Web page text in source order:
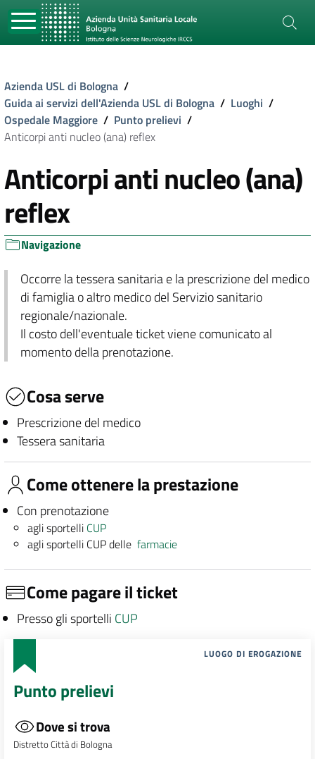
Azienda USL di Bologna /
Guida ai servizi dell'Azienda USL di Bologna / Luoghi /
Ospedale Maggiore / Punto prelievi /
Anticorpi anti nucleo (ana) reflex
Anticorpi anti nucleo (ana)
reflex
Navigazione
Occorre la tessera sanitaria e la prescrizione del medico
di famiglia o altro medico del Servizio sanitario
regionale/nazionale.
Il costo dell'eventuale ticket viene comunicato al
momento della prenotazione.
Cosa serve
Prescrizione del medico
Tessera sanitaria
Come ottenere la prestazione
Con prenotazione
agli sportelli CUP
agli sportelli CUP dellefarmacie
Come pagare il ticket
Presso gli sportelli CUP
LUOGO DI EROGAZIONE
Punto prelievi
Dove si trova
Distretto Città di Bologna